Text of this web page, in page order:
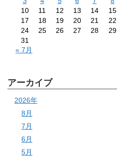
10
11 12 13 14 15
17
18 19 20 21 22
24
25 26 27 28 29
31
« 7月
アーカイブ
2026年
8月
7月
6月
5月